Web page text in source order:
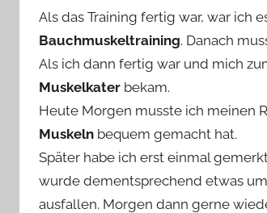
Als das Training fertig war, war ich
Bauchmuskeltraining. Danach
Als ich dann fertig war und mich
Muskelkater bekam.
Heute Morgen musste ich meinen
Muskeln bequem gemacht hat.
Später habe ich erst einmal
wurde dementsprechend etwas
ausfallen. Morgen dann gerne